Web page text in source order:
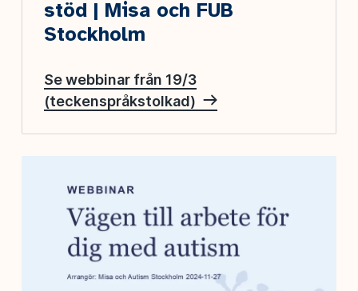
stöd | Misa och FUB
Stockholm
Se webbinar från 19/3
(teckenspråkstolkad)